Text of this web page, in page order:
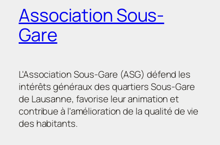
Association Sous-
Gare
L'Association Sous-Gare (ASG) défend les
intérêts généraux des quartiers Sous-Gare
de Lausanne, favorise leur animation et
contribue à l'amélioration de la qualité de vie
des habitants.